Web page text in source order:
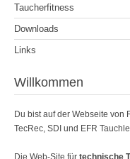
Taucherfitness
Downloads
Links
Willkommen
Du bist auf der Webseite von
TecRec, SDI und EFR
Die Web-Site für technische